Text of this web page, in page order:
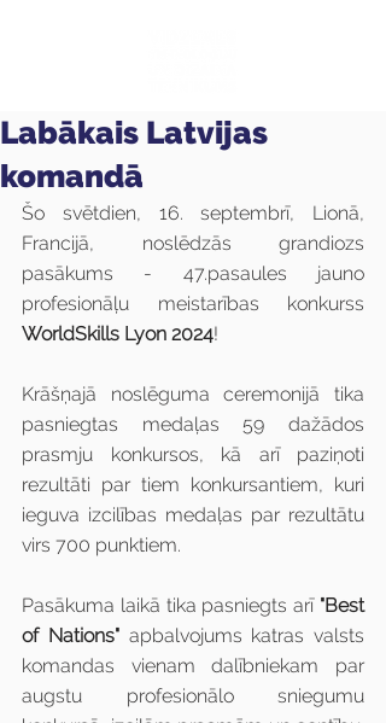
Labākais Latvijas
komandā
Šo svētdien, 16. septembrī, Lionā,
Francijā, noslēdzās grandiozs
pasākums - 47.pasaules jauno
WorldSkills Lyon 2024!
Krāšņajā noslēguma ceremonijā tika
pasniegtas medaļas 59 dažādos
prasmju konkursos, kā arī paziņoti
rezultāti par tiem konkursantiem, kuri
ieguva izcilības medaļas par rezultātu
virs 700 punktiem.
Pasākuma laikā tika pasniegts arī "Best
of Nations" apbalvojums katras valsts
komandas vienam dalībniekam par
augstu profesionālo sniegumu